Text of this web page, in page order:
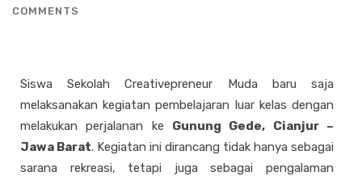
COMMENTS
Siswa Sekolah Creativepreneur Muda baru saja
melaksanakan kegiatan pembelajaran luar kelas dengan
melakukan perjalanan ke Gunung Gede, Cianjur –
Jawa Barat. Kegiatan ini dirancang tidak hanya sebagai
sarana rekreasi, tetapi juga sebagai pengalaman